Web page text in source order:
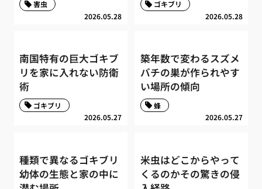
2026.05.28
害虫
2026.05.28
ゴキブリ
南国特有の巨大ゴキブ
リを家に入れない防衛
術
2026.05.27
ゴキブリ
築年数で変わるスズメ
バチの巣が作られやす
い場所の傾向
2026.05.27
蜂
種類で異なるゴキブリ
幼体の生態と家の中に
米虫はどこからやって
くるのかその驚きの侵